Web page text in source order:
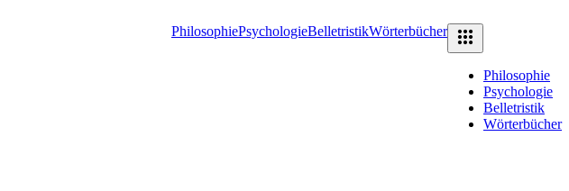
PhilosophiePsychologieBelletristikWörterbücher
Philosophie
Psychologie
Belletristik
Wörterbücher